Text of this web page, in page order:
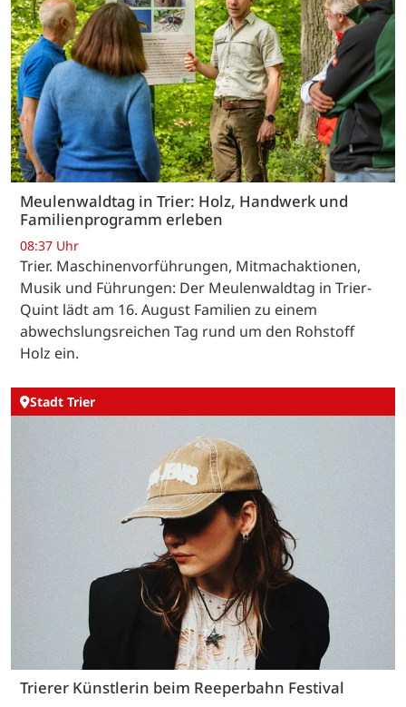
Meulenwaldtag in Trier: Holz, Handwerk und
Familienprogramm erleben
08:37 Uhr
Trier. Maschinenvorführungen, Mitmachaktionen,
Musik und Führungen: Der Meulenwaldtag in Trier-
Quint lädt am 16. August Familien zu einem
abwechslungsreichen Tag rund um den Rohstoff
Holz ein.
Stadt Trier
Trierer Künstlerin beim Reeperbahn Festival